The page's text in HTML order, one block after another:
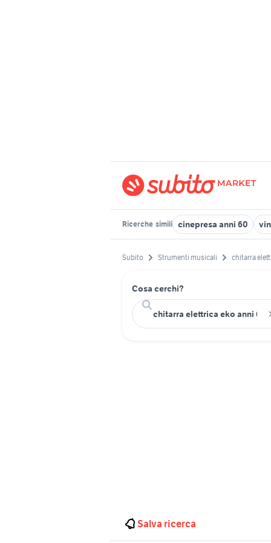
Ricerche simili cinepresa anni 60
Subito Strumenti musicali chitarra
Cosa cerchi?
Salva ricerca